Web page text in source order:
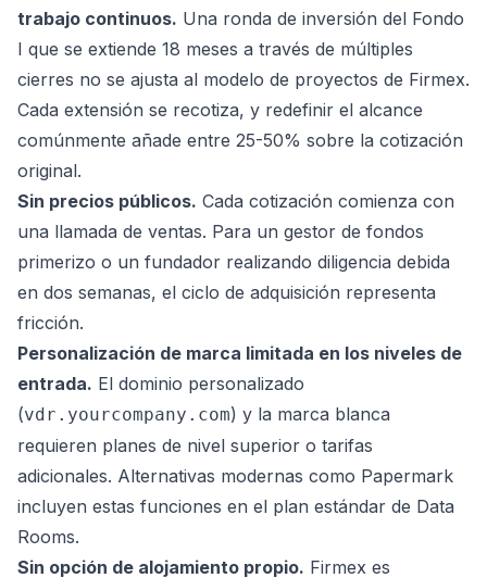
trabajo continuos. Una ronda de inversión del Fondo
I que se extiende 18 meses a través de múltiples
cierres no se ajusta al modelo de proyectos de Firmex.
Cada extensión se recotiza, y redefinir el alcance
comúnmente añade entre 25-50% sobre la cotización
original.
Sin precios públicos. Cada cotización comienza con
una llamada de ventas. Para un gestor de fondos
primerizo o un fundador realizando diligencia debida
en dos semanas, el ciclo de adquisición representa
fricción.
Personalización de marca limitada en los niveles de
entrada. El dominio personalizado
(vdr.yourcompany.com) y la marca blanca
requieren planes de nivel superior o tarifas
adicionales. Alternativas modernas como Papermark
incluyen estas funciones en el plan estándar de Data
Rooms.
Sin opción de alojamiento propio. Firmex es